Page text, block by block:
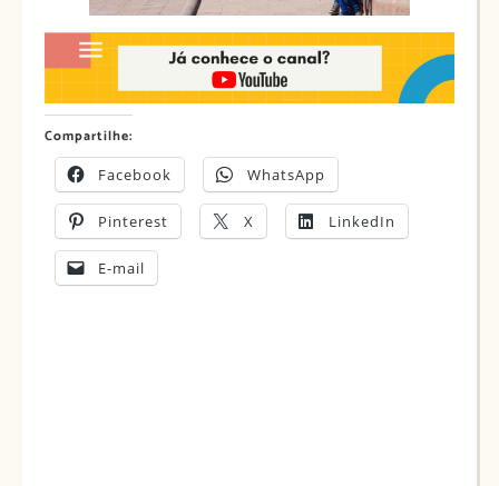
Compartilhe:
Facebook WhatsApp
Pinterest X LinkedIn
E-mail